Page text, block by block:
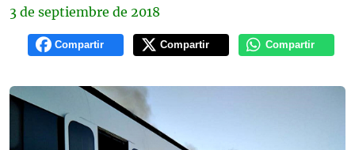
3 de septiembre de 2018
Compartir Compartir Compartir